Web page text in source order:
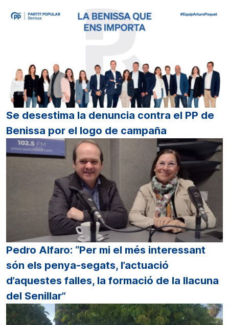
Se desestima la denuncia contra el PP de
Benissa por el logo de campaña
Pedro Alfaro: “Per mi el més interessant
són els penya-segats, l’actuació
d’aquestes falles, la formació de la llacuna
del Senillar”